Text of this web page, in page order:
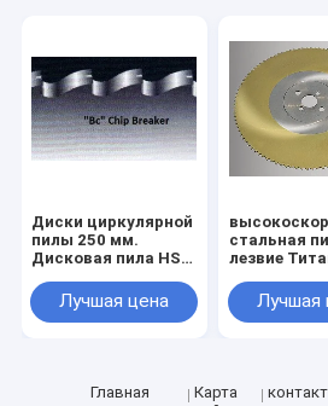
Диски циркулярной
пилы 250 мм.
Дисковая пила HSS
диаметром от 175
мм до 550 мм
Лучшая цена
стальная
лезвие
нитридное
покрытие
Лучшая
Главная
Карта